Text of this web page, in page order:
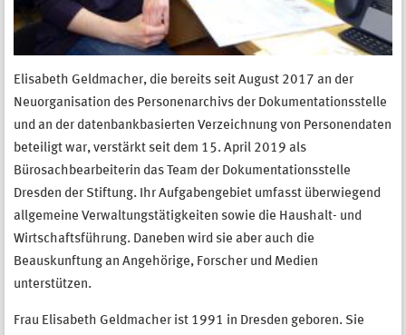
Elisabeth Geldmacher, die bereits seit August 2017 an der
Neuorganisation des Personenarchivs der Dokumentationsstelle
und an der datenbankbasierten Verzeichnung von Personendaten
beteiligt war, verstärkt seit dem 15. April 2019 als
Bürosachbearbeiterin das Team der Dokumentationsstelle
Dresden der Stiftung. Ihr Aufgabengebiet umfasst überwiegend
allgemeine Verwaltungstätigkeiten sowie die Haushalt- und
Wirtschaftsführung. Daneben wird sie aber auch die
Beauskunftung an Angehörige, Forscher und Medien
unterstützen.
Frau Elisabeth Geldmacher ist 1991 in Dresden geboren. Sie